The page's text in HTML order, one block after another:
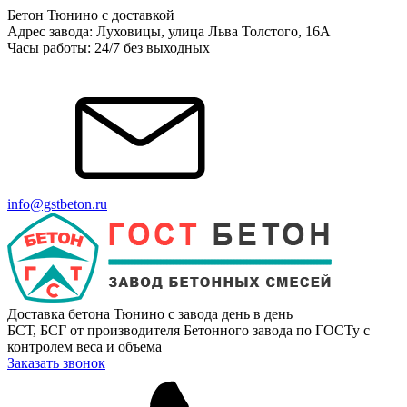
Бетон Тюнино с доставкой
Адрес завода: Луховицы, улица Льва Толстого, 16А
Часы работы: 24/7 без выходных
info@gstbeton.ru
Доставка бетона Тюнино с завода день в день
БСТ, БСГ от производителя Бетонного завода по ГОСТу с
контролем веса и объема
Заказать звонок